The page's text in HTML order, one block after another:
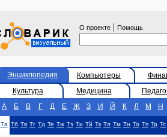
О проекте | Помощь
Энциклопедия Компьютеры
Культура
Медицина
А
Б В Г Д Е Ж З И Й К Л М Н
Та Тб Тв Тг Тд Те Тж Тз Ти Тй Тк Тл Тм Тн То Тп Тр Тс